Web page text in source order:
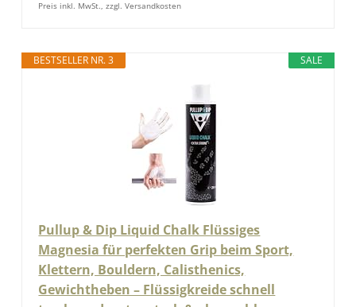
Preis inkl. MwSt., zzgl. Versandkosten
SALE
BESTSELLER NR. 3
Pullup & Dip Liquid Chalk Flüssiges
Magnesia für perfekten Grip beim Sport,
Klettern, Bouldern, Calisthenics,
Gewichtheben – Flüssigkreide schnell